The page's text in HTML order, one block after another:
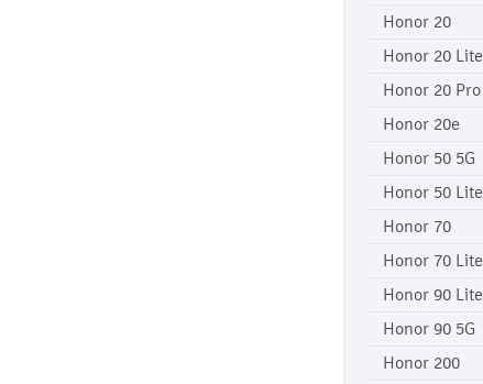
Honor 20
Honor 20 Lite
Honor 20 Pro
Honor 20e
Honor 50 5G
Honor 50 Lite
Honor 70
Honor 70 Lite
Honor 90 Lite
Honor 90 5G
Honor 200